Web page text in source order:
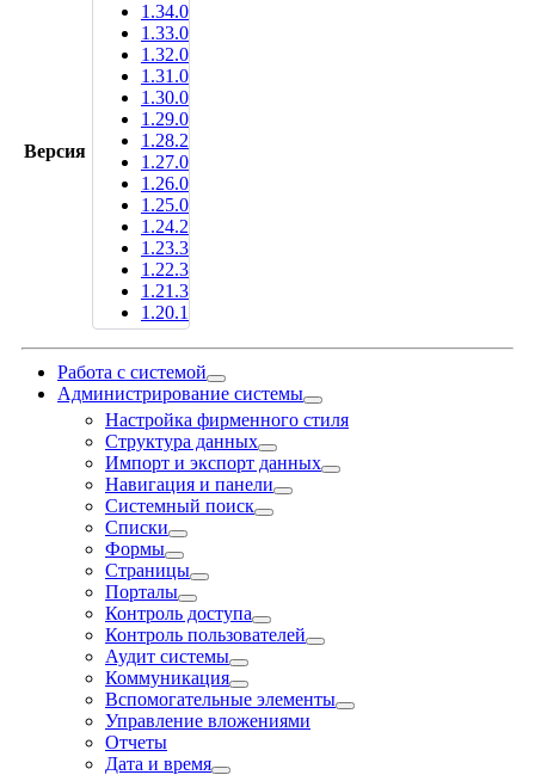
Версия
1.34.0
1.33.0
1.32.0
1.31.0
1.30.0
1.29.0
1.28.2
1.27.0
1.26.0
1.25.0
1.24.2
1.23.3
1.22.3
1.21.3
1.20.1
Работа с системой
Администрирование системы
Настройка фирменного стиля
Структура данных
Импорт и экспорт данных
Навигация и панели
Системный поиск
Списки
Формы
Страницы
Порталы
Контроль доступа
Контроль пользователей
Аудит системы
Коммуникация
Вспомогательные элементы
Управление вложениями
Отчеты
Дата и время